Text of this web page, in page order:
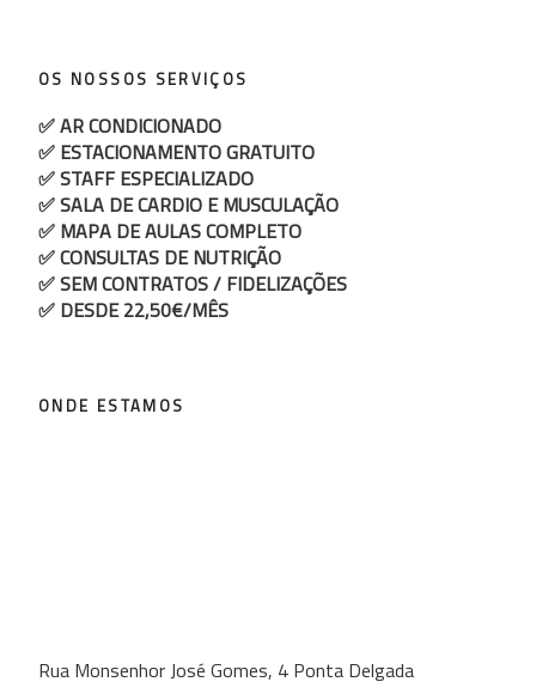
OS NOSSOS SERVIÇOS
✅ AR CONDICIONADO
✅ ESTACIONAMENTO GRATUITO
✅ STAFF ESPECIALIZADO
✅ SALA DE CARDIO E MUSCULAÇÃO
✅ MAPA DE AULAS COMPLETO
✅ CONSULTAS DE NUTRIÇÃO
✅ SEM CONTRATOS / FIDELIZAÇÕES
✅ DESDE 22,50€/MÊS
ONDE ESTAMOS
Rua Monsenhor José Gomes, 4 Ponta Delgada